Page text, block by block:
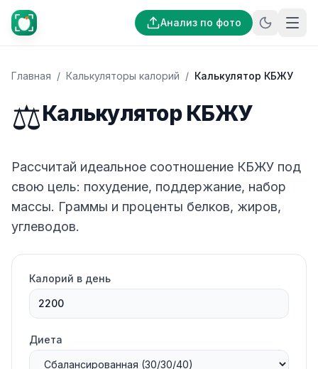
Анализ по фото
Главная / Калькуляторы калорий / Калькулятор КБЖУ
⚖️Калькулятор КБЖУ
Рассчитай идеальное соотношение КБЖУ под
свою цель: похудение, поддержание, набор
массы. Граммы и проценты белков, жиров,
углеводов.
Калорий в день
Диета